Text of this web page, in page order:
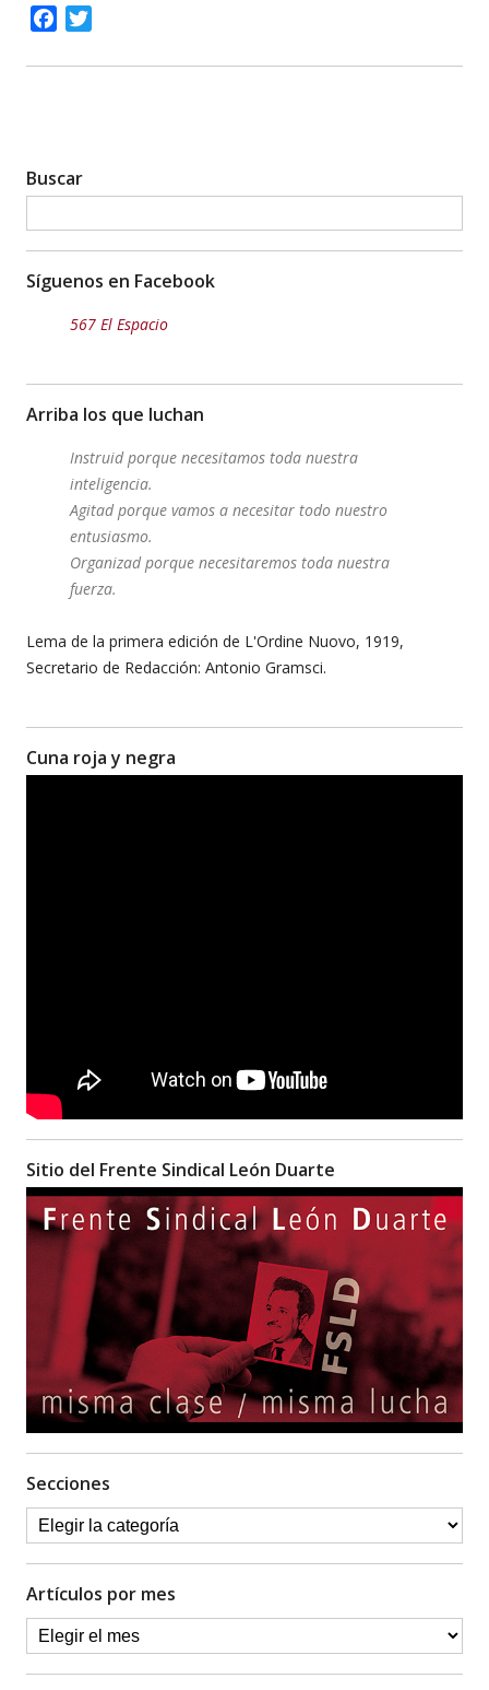
Facebook
Buscar
Síguenos en Facebook
567 El Espacio
Arriba los que luchan
Instruid porque necesitamos toda nuestra
inteligencia.
Agitad porque vamos a necesitar todo nuestro
entusiasmo.
Organizad porque necesitaremos toda nuestra
fuerza.
Lema de la primera edición de L'Ordine Nuovo, 1919,
Secretario de Redacción: Antonio Gramsci.
Cuna roja y negra
Sitio del Frente Sindical León Duarte
Secciones
Artículos por mes